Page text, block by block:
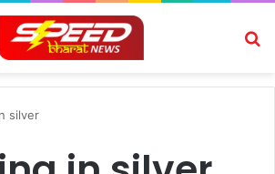
silver